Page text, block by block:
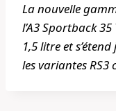
La nouvelle
l’A3 Sportback
1,5 litre et
les variantes RS3